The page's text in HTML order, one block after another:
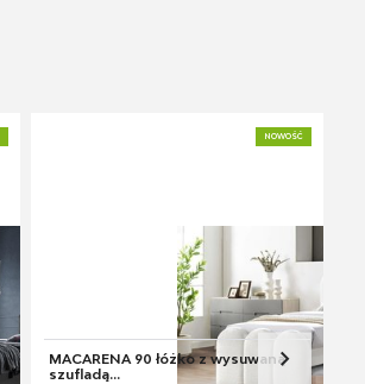
NOWOŚĆ
MACARENA 90 łóżko z wysuwaną
szufladą...